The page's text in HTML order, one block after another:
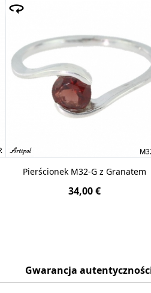
Pierścionek M32-G z Granatem
34,00 €
Gwarancja